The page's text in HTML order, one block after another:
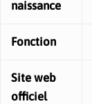
naissance
Fonction
Site web
officiel